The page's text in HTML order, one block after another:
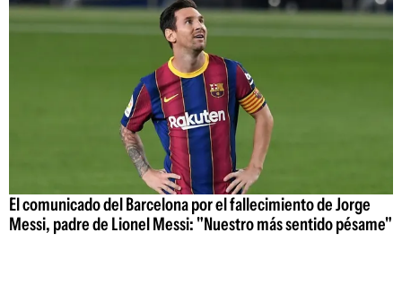
El comunicado del Barcelona por el fallecimiento de Jorge
Messi, padre de Lionel Messi: "Nuestro más sentido pésame"